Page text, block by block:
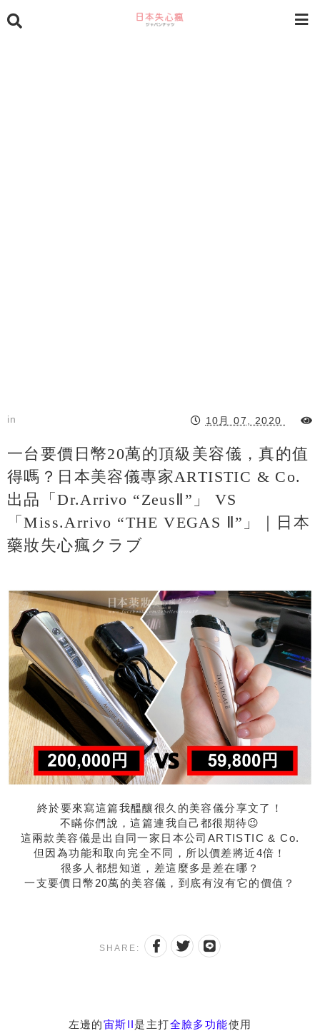
in 10月 07, 2020
一台要價日幣20萬的頂級美容儀，真的值
得嗎？日本美容儀專家ARTISTIC & Co.
出品「Dr.Arrivo “ZeusⅡ”」 VS
「Miss.Arrivo “THE VEGAS Ⅱ”」｜日本
藥妝失心瘋クラブ
終於要來寫這篇我醞釀很久的美容儀分享文了！
不瞞你們說，這篇連我自己都很期待😉
這兩款美容儀是出自同一家日本公司ARTISTIC & Co.
但因為功能和取向完全不同，所以價差將近4倍！
很多人都想知道，差這麼多是差在哪？
一支要價日幣20萬的美容儀，到底有沒有它的價值？
SHARE:
左邊的宙斯II是主打全臉多功能使用